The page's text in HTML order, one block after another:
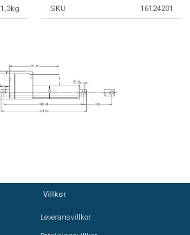
1,3kg SKU 16124201
Villkor
Leveransvillkor
Villkor
Leveransvillkor